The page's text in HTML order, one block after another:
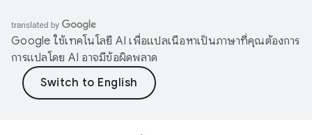
Google ใช้เทคโนโลยี AI เพื่อแปลเนื้อหาเป็นภาษาที่คุณต้องการ
การแปลโดย AI อาจมีข้อผิดพลาด